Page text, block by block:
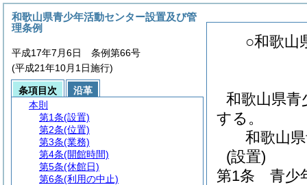
○和歌山
和歌山県
する。
和歌山
(設置)
第1条
青少
和歌山県青少年活動センター設置及び管
理条例
平成17年7月6日 条例第66号
(平成21年10月1日施行)
条項目次
沿革
本則
第1条(設置)
第2条(位置)
第3条(業務)
第4条(開館時間)
第5条(休館日)
第6条(利用の中止)